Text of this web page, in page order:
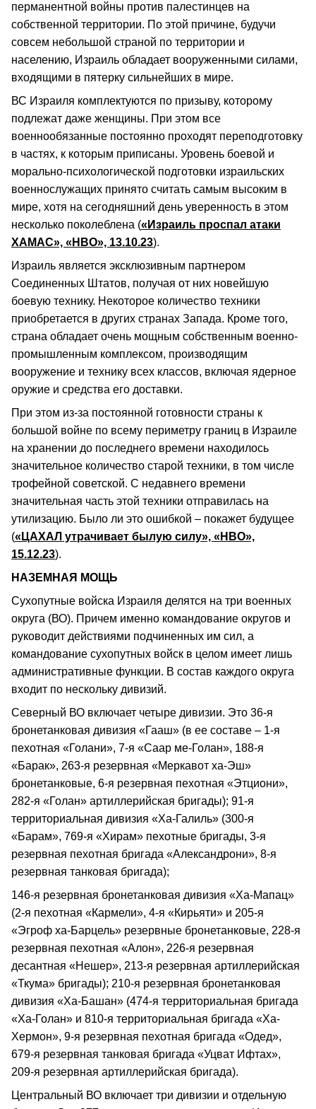
перманентной войны против палестинцев на
собственной территории. По этой причине, будучи
совсем небольшой страной по территории и
населению, Израиль обладает вооруженными силами,
входящими в пятерку сильнейших в мире.
ВС Израиля комплектуются по призыву, которому
подлежат даже женщины. При этом все
военнообязанные постоянно проходят переподготовку
в частях, к которым приписаны. Уровень боевой и
морально-психологической подготовки израильских
военнослужащих принято считать самым высоким в
мире, хотя на сегодняшний день уверенность в этом
несколько поколеблена («Израиль проспал атаки
ХАМАС», «НВО», 13.10.23).
Израиль является эксклюзивным партнером
Соединенных Штатов, получая от них новейшую
боевую технику. Некоторое количество техники
приобретается в других странах Запада. Кроме того,
страна обладает очень мощным собственным военно-
промышленным комплексом, производящим
вооружение и технику всех классов, включая ядерное
оружие и средства его доставки.
При этом из-за постоянной готовности страны к
большой войне по всему периметру границ в Израиле
на хранении до последнего времени находилось
значительное количество старой техники, в том числе
трофейной советской. С недавнего времени
значительная часть этой техники отправилась на
утилизацию. Было ли это ошибкой – покажет будущее
(«ЦАХАЛ утрачивает былую силу», «НВО»,
15.12.23).
НАЗЕМНАЯ МОЩЬ
Сухопутные войска Израиля делятся на три военных
округа (ВО). Причем именно командование округов и
руководит действиями подчиненных им сил, а
командование сухопутных войск в целом имеет лишь
административные функции. В состав каждого округа
входит по нескольку дивизий.
Северный ВО включает четыре дивизии. Это 36-я
бронетанковая дивизия «Гааш» (в ее составе – 1-я
пехотная «Голани», 7-я «Саар ме-Голан», 188-я
«Барак», 263-я резервная «Меркавот ха-Эш»
бронетанковые, 6-я резервная пехотная «Этциони»,
282-я «Голан» артиллерийская бригады); 91-я
территориальная дивизия «Ха-Галиль» (300-я
«Барам», 769-я «Хирам» пехотные бригады, 3-я
резервная пехотная бригада «Александрони», 8-я
резервная танковая бригада);
146-я резервная бронетанковая дивизия «Ха-Мапац»
(2-я пехотная «Кармели», 4-я «Кирьяти» и 205-я
«Эгроф ха-Барцель» резервные бронетанковые, 228-я
резервная пехотная «Алон», 226-я резервная
десантная «Нешер», 213-я резервная артиллерийская
«Ткума» бригады); 210-я резервная бронетанковая
дивизия «Ха-Башан» (474-я территориальная бригада
«Ха-Голан» и 810-я территориальная бригада «Ха-
Хермон», 9-я резервная пехотная бригада «Одед»,
679-я резервная танковая бригада «Уцват Ифтах»,
209-я резервная артиллерийская бригада).
Центральный ВО включает три дивизии и отдельную